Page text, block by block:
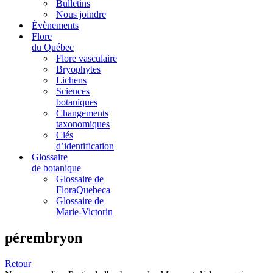
Bulletins
Nous joindre
Évènements
Flore
du Québec
Flore vasculaire
Bryophytes
Lichens
Sciences
botaniques
Changements
taxonomiques
Clés
d’identification
Glossaire
de botanique
Glossaire de
FloraQuebeca
Glossaire de
Marie-Victorin
pérembryon
Retour